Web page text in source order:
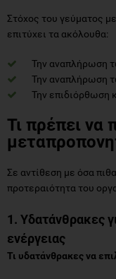
Στόχος του γεύματος
επιτύχει τα ακόλουθα:
Την αναπλήρωση
Την αναπλήρωση
Την επιδιόρθωση
Τι πρέπει να
Σε αντίθεση με όσα
προτεραιότητα του
1. Υδατάνθρακες
ενέργειας
Τι υδατάνθρακες να